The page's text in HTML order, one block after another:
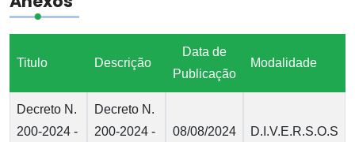
Titulo Descrição
Data de
Publicação
Modalidade
Decreto N.
200-2024 -
Decreto N.
200-2024 -
08/08/2024 D.I.V.E.R.S.O.S